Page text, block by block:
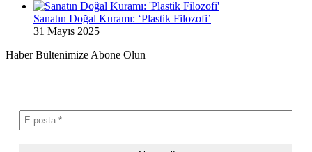
Sanatın Doğal Kuramı: ‘Plastik Filozofi’
31 Mayıs 2025
Haber Bültenimize Abone Olun